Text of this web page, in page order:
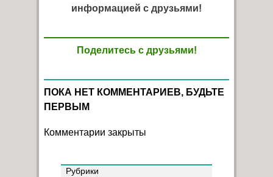
информацией с друзьями!
Поделитесь с друзьями!
ПОКА НЕТ КОММЕНТАРИЕВ, БУДЬТЕ
ПЕРВЫМ
Комментарии закрыты
Рубрики